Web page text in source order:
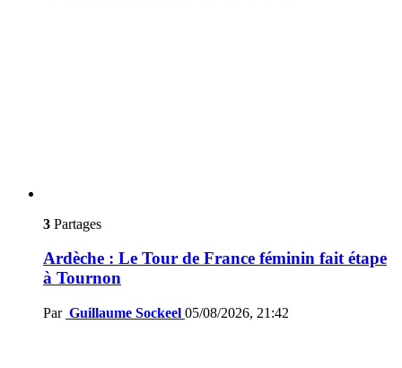
3 Partages
Ardèche : Le Tour de France féminin fait étape
à Tournon
Par Guillaume Sockeel 05/08/2026, 21:42